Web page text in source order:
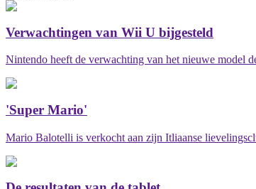
Verwachtingen van Wii U bijgesteld
Nintendo heeft de verwachting van het nieuwe model
'Super Mario'
Mario Balotelli is verkocht aan zijn Itliaanse